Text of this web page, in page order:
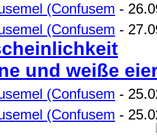
(Confusem -
(Confusem -
und weiße
(Confusem -
(Confusem -